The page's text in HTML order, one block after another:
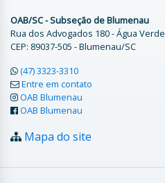
OAB/SC - Subseção de Blumenau
Rua dos Advogados 180 - Água Verde
CEP: 89037-505 - Blumenau/SC
(47) 3323-3310
Entre em contato
OAB Blumenau
OAB Blumenau
Mapa do site